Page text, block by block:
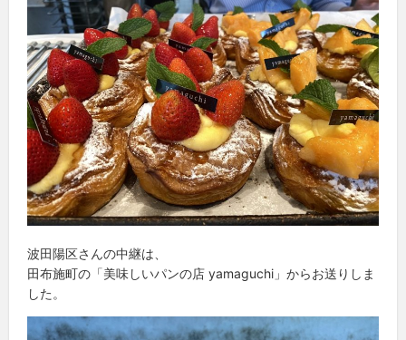
波田陽区さんの中継は、
田布施町の「美味しいパンの店 yamaguchi」からお送りしま
した。